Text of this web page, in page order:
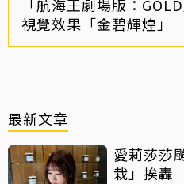
「航海王劇場版：
視覺效果「金碧輝煌」
最新文章
愛莉莎莎
栽」挨轟